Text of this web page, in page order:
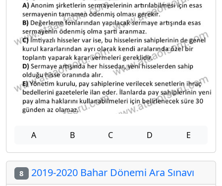
A B C D E
8 2019-2020 Bahar Dönemi Ara Sınavı